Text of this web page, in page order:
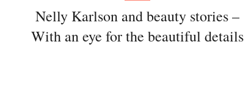
Nelly Karlson and beauty stories –
With an eye for the beautiful details